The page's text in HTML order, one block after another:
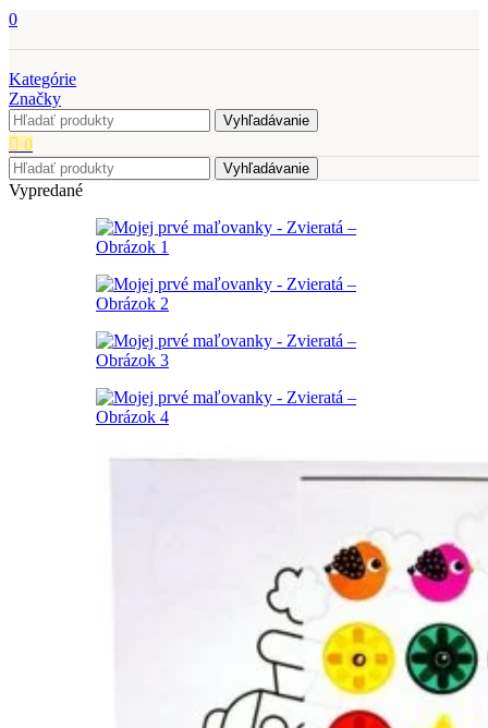
0
Kategórie
Značky
Vyhľadávanie
0
Vyhľadávanie
Vypredané